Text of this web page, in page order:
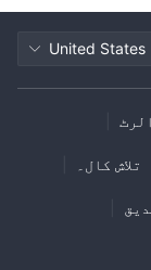
United States
تلاش کال۔